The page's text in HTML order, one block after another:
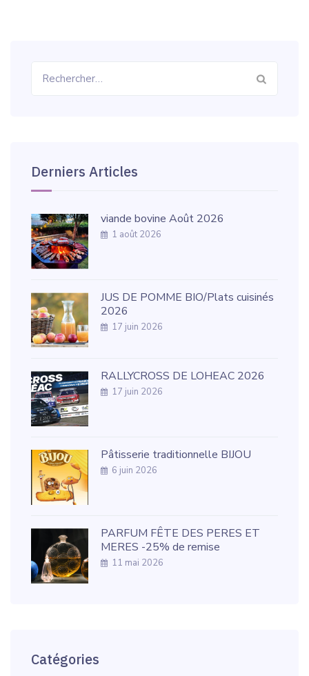
Derniers Articles
viande bovine Août 2026
1 août 2026
JUS DE POMME BIO/Plats cuisinés
2026
17 juin 2026
RALLYCROSS DE LOHEAC 2026
17 juin 2026
Pâtisserie traditionnelle BIJOU
6 juin 2026
PARFUM FÊTE DES PERES ET
MERES -25% de remise
11 mai 2026
Catégories